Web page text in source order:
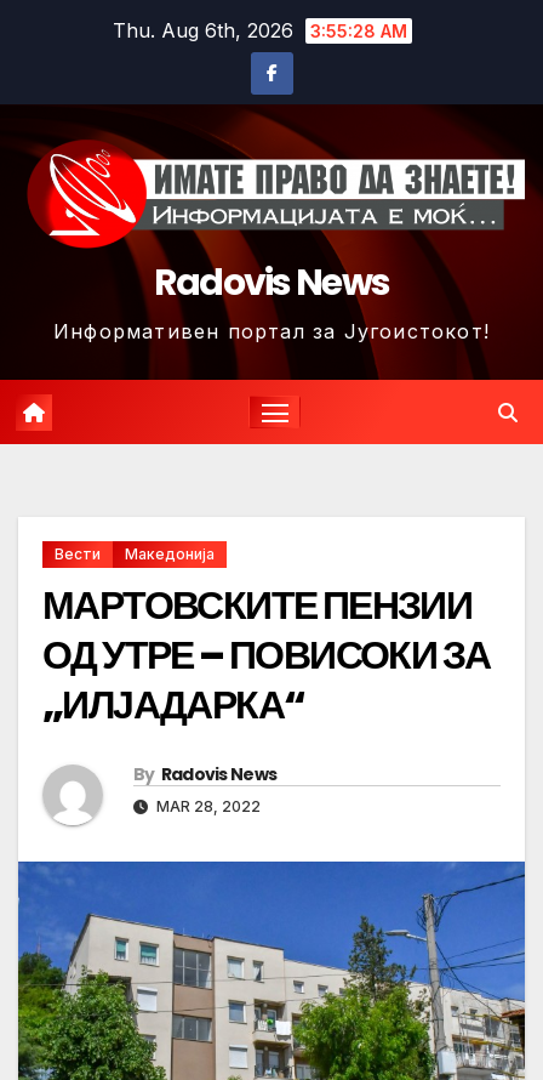
Thu. Aug 6th, 2026 3:55:31 AM
Radovis News
Информативен портал за Југоистокот!
Вести Македонија
МАРТОВСКИТЕ ПЕНЗИИ
ОД УТРЕ – ПОВИСОКИ ЗА
„ИЛЈАДАРКА“
By Radovis News
MAR 28, 2022